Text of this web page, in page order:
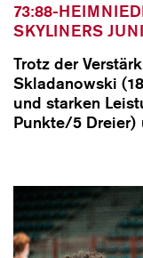
73:88-
SKYLINERS
Trotz der
Skladanowski
und starken
Punkte/5